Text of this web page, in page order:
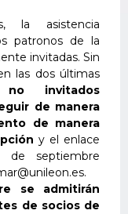
la asistencia
patronos de la
invitadas. Sin
las dos últimas
invitados
de manera
de manera
y el enlace
septiembre
se admitirán
de socios de